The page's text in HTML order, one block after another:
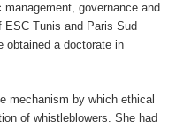
governance and
Tunis and Paris Sud
obtained a doctorate in
mechanism by which ethical
of whistleblowers. She had